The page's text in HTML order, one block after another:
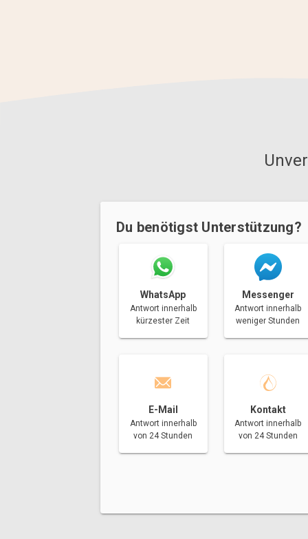
Du benötigst Unterstützung?
WhatsApp
Antwort innerhalb
kürzester Zeit
Messenger
Antwort innerhalb
weniger Stunden
E-Mail
Antwort innerhalb
von 24 Stunden
Kontakt
Antwort innerhalb
von 24 Stunden